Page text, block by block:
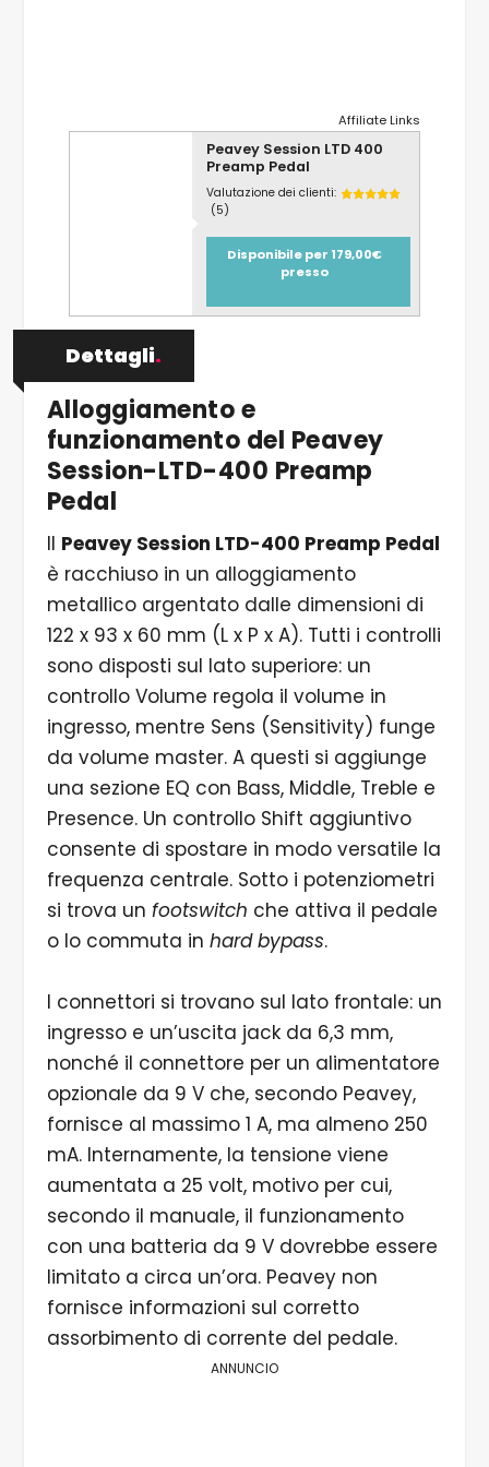
Affiliate Links
Peavey Session LTD 400
Preamp Pedal
Valutazione dei clienti:
(5)
Disponibile per 179,00€
presso
Dettagli.
Alloggiamento e
funzionamento del Peavey
Session-LTD-400 Preamp
Pedal
Il Peavey Session LTD-400 Preamp Pedal
è racchiuso in un alloggiamento
metallico argentato dalle dimensioni di
122 x 93 x 60 mm (L x P x A). Tutti i controlli
sono disposti sul lato superiore: un
controllo Volume regola il volume in
ingresso, mentre Sens (Sensitivity) funge
da volume master. A questi si aggiunge
una sezione EQ con Bass, Middle, Treble e
Presence. Un controllo Shift aggiuntivo
consente di spostare in modo versatile la
frequenza centrale. Sotto i potenziometri
si trova un footswitch che attiva il pedale
o lo commuta in hard bypass.
I connettori si trovano sul lato frontale: un
ingresso e un’uscita jack da 6,3 mm,
nonché il connettore per un alimentatore
opzionale da 9 V che, secondo Peavey,
fornisce al massimo 1 A, ma almeno 250
mA. Internamente, la tensione viene
aumentata a 25 volt, motivo per cui,
secondo il manuale, il funzionamento
con una batteria da 9 V dovrebbe essere
limitato a circa un’ora. Peavey non
fornisce informazioni sul corretto
assorbimento di corrente del pedale.
ANNUNCIO